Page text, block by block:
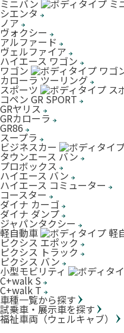
ミニバン
シエンタ
ノア
ヴォクシー
アルファード
ヴェルファイア
ハイエース ワゴン
ワゴン
カローラ ツーリング
スポーツ
コペン GR SPORT
GRヤリス
GRカローラ
GR86
スープラ
ビジネスカー
タウンエース バン
プロボックス
ハイエース バン
ハイエース コミューター
コースター
ダイナ カーゴ
ダイナ ダンプ
ジャパンタクシー
軽自動車
ピクシス エポック
ピクシス トラック
ピクシス バン
小型モビリティ
C+walk S
C+walk T
車種一覧から探す
試乗車・展示車を探す
福祉車両（ウェルキャブ）